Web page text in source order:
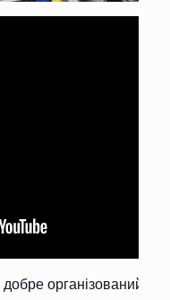
організований